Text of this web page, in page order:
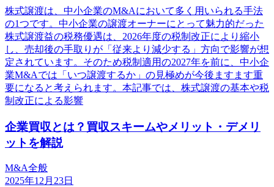
株式譲渡は、中小企業のM&Aにおいて多く用いられる手法
の1つです。中小企業の譲渡オーナーにとって魅力的だった
株式譲渡益の税務優遇は、2026年度の税制改正により縮小
し、売却後の手取りが「従来より減少する」方向で影響が想
定されています。そのため税制適用の2027年を前に、中小企
業M&Aでは「いつ譲渡するか」の見極めが今後ますます重
要になると考えられます。本記事では、株式譲渡の基本や税
制改正による影響
企業買収とは？買収スキームやメリット・デメリ
ットを解説
M&A全般
2025年12月23日